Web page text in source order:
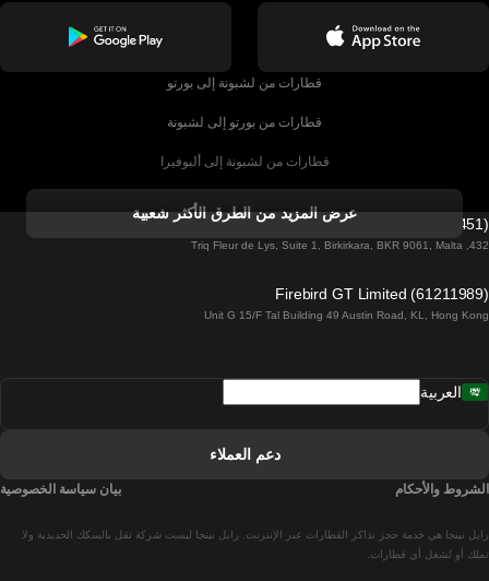
قطارات من لشبونة إلى بورتو
قطارات من بورتو إلى لشبونة
قطارات من لشبونة إلى ألبوفيرا
قطارات من ألبوفيرا إلى لشبونة
قطارات من لشبونة إلى لاغوس
قطارات من لشبونة إلى مدريد
عرض المزيد من الطرق الأكثر شعبية
Firebird GT Limited (OC 1451)
432, Triq Fleur de Lys, Suite 1, Birkirkara, BKR 9061, Malta
Firebird GT Limited (61211989)
Unit G 15/F Tal Building 49 Austin Road, KL, Hong Kong
رايل نينجا هي خدمة حجز تذاكر القطارات عبر الإنترنت. رايل نينجا ليست شركة نقل بالسكك الحديدية ولا
تملك أو تُشغل أي قطارات.
العربية
دعم العملاء
الشروط والأحكام بيان سياسة الخصوصية